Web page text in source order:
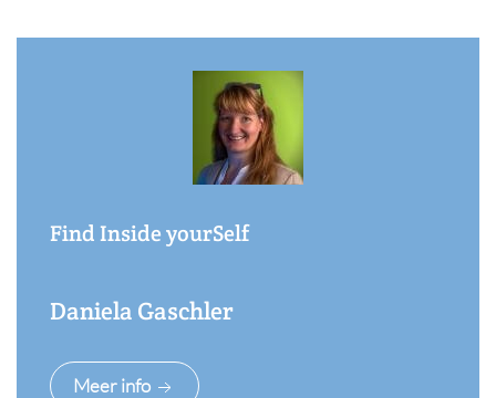
Find Inside yourSelf
Daniela Gaschler
Meer info